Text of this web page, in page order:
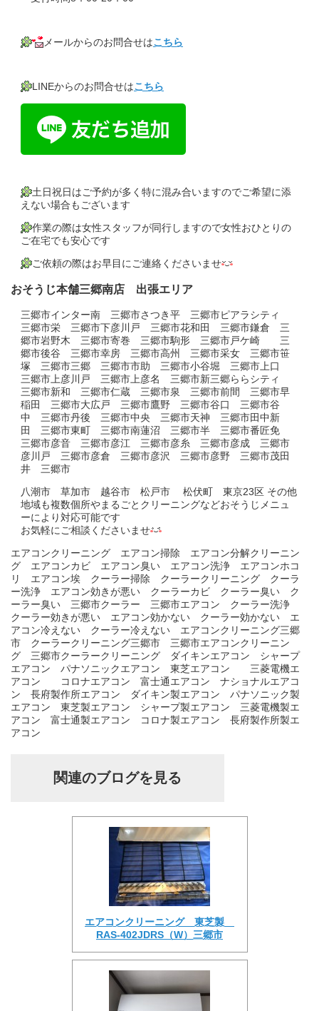
メールからのお問合せはこちら
LINEからのお問合せはこちら
土日祝日はご予約が多く特に混み合いますのでご希望に添
えない場合もございます
作業の際は女性スタッフが同行しますので女性おひとりの
ご在宅でも安心です
ご依頼の際はお早目にご連絡くださいませ
おそうじ本舗三郷南店 出張エリア
三郷市インター南 三郷市さつき平 三郷市ピアラシティ
三郷市栄 三郷市下彦川戸 三郷市花和田 三郷市鎌倉 三
郷市岩野木 三郷市寄巻 三郷市駒形 三郷市戸ケ崎 三
郷市後谷 三郷市幸房 三郷市高州 三郷市采女 三郷市笹
塚 三郷市三郷 三郷市市助 三郷市小谷堀 三郷市上口
三郷市上彦川戸 三郷市上彦名 三郷市新三郷ららシティ
三郷市新和 三郷市仁蔵 三郷市泉 三郷市前間 三郷市早
稲田 三郷市大広戸 三郷市鷹野 三郷市谷口 三郷市谷
中 三郷市丹後 三郷市中央 三郷市天神 三郷市田中新
田 三郷市東町 三郷市南蓮沼 三郷市半 三郷市番匠免
三郷市彦音 三郷市彦江 三郷市彦糸 三郷市彦成 三郷市
彦川戸 三郷市彦倉 三郷市彦沢 三郷市彦野 三郷市茂田
井 三郷市
八潮市 草加市 越谷市 松戸市 松伏町 東京23区 その他
地域も複数個所やまるごとクリーニングなどおそうじメニュ
ーにより対応可能です
お気軽にご相談くださいませ
エアコンクリーニング エアコン掃除 エアコン分解クリーニン
グ エアコンカビ エアコン臭い エアコン洗浄 エアコンホコ
リ エアコン埃 クーラー掃除 クーラークリーニング クーラ
ー洗浄 エアコン効きが悪い クーラーカビ クーラー臭い ク
ーラー臭い 三郷市クーラー 三郷市エアコン クーラー洗浄
クーラー効きが悪い エアコン効かない クーラー効かない エ
アコン冷えない クーラー冷えない エアコンクリーニング三郷
市 クーラークリーニング三郷市 三郷市エアコンクリーニン
グ 三郷市クーラークリーニング ダイキンエアコン シャープ
エアコン パナソニックエアコン 東芝エアコン 三菱電機エ
アコン コロナエアコン 富士通エアコン ナショナルエアコ
ン 長府製作所エアコン ダイキン製エアコン パナソニック製
エアコン 東芝製エアコン シャープ製エアコン 三菱電機製エ
アコン 富士通製エアコン コロナ製エアコン 長府製作所製エ
アコン
関連のブログを見る
エアコンクリーニング 東芝製
RAS-402JDRS（W）三郷市